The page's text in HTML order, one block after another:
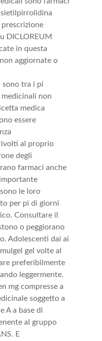
DICLOREUM
in questa
aggiornate o
sono tra i pi
non
medica
essere
al proprio
degli
farmaci anche
le loro
per pi di giorni
Consultare il
o peggiorano
Adolescenti dai ai
gel volte al
preferibilmente
leggermente.
mg compresse a
soggetto a
A a base di
al gruppo
E